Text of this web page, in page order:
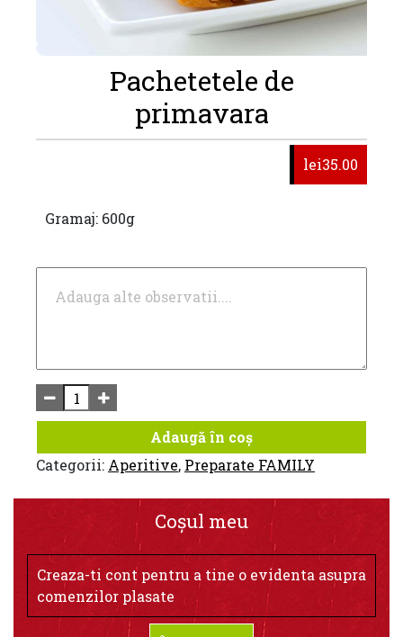
Pachetetele de
primavara
lei35.00
Gramaj: 600g
Adaugă în coș
Categorii: Aperitive, Preparate FAMILY
Coșul meu
Creaza-ti cont pentru a tine o evidenta asupra
comenzilor plasate